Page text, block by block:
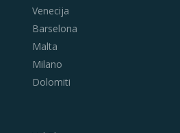
Venecija
Barselona
Malta
Milano
Dolomiti